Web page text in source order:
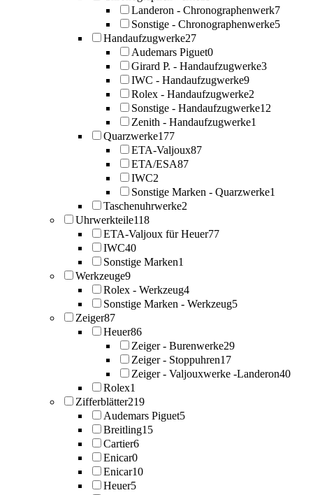
Landeron - Chronographenwerk7
Sonstige - Chronographenwerke5
Handaufzugwerke27
Audemars Piguet0
Girard P. - Handaufzugwerke3
IWC - Handaufzugwerke9
Rolex - Handaufzugwerke2
Sonstige - Handaufzugwerke12
Zenith - Handaufzugwerke1
Quarzwerke177
ETA-Valjoux87
ETA/ESA87
IWC2
Sonstige Marken - Quarzwerke1
Taschenuhrwerke2
Uhrwerkteile118
ETA-Valjoux für Heuer77
IWC40
Sonstige Marken1
Werkzeuge9
Rolex - Werkzeug4
Sonstige Marken - Werkzeug5
Zeiger87
Heuer86
Zeiger - Burenwerke29
Zeiger - Stoppuhren17
Zeiger - Valjouxwerke -Landeron40
Rolex1
Zifferblätter219
Audemars Piguet5
Breitling15
Cartier6
Enicar0
Enicar10
Heuer5